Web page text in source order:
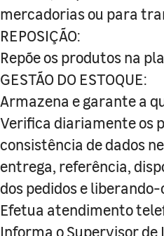
mercadorias ou para
REPOSIÇÃO:
Repõe os produtos na
GESTÃO DO ESTOQUE:
Armazena e garante a
Verifica diariamente os
consistência de dados
entrega, referência,
dos pedidos e
Efetua atendimento
Informa o Supervisor